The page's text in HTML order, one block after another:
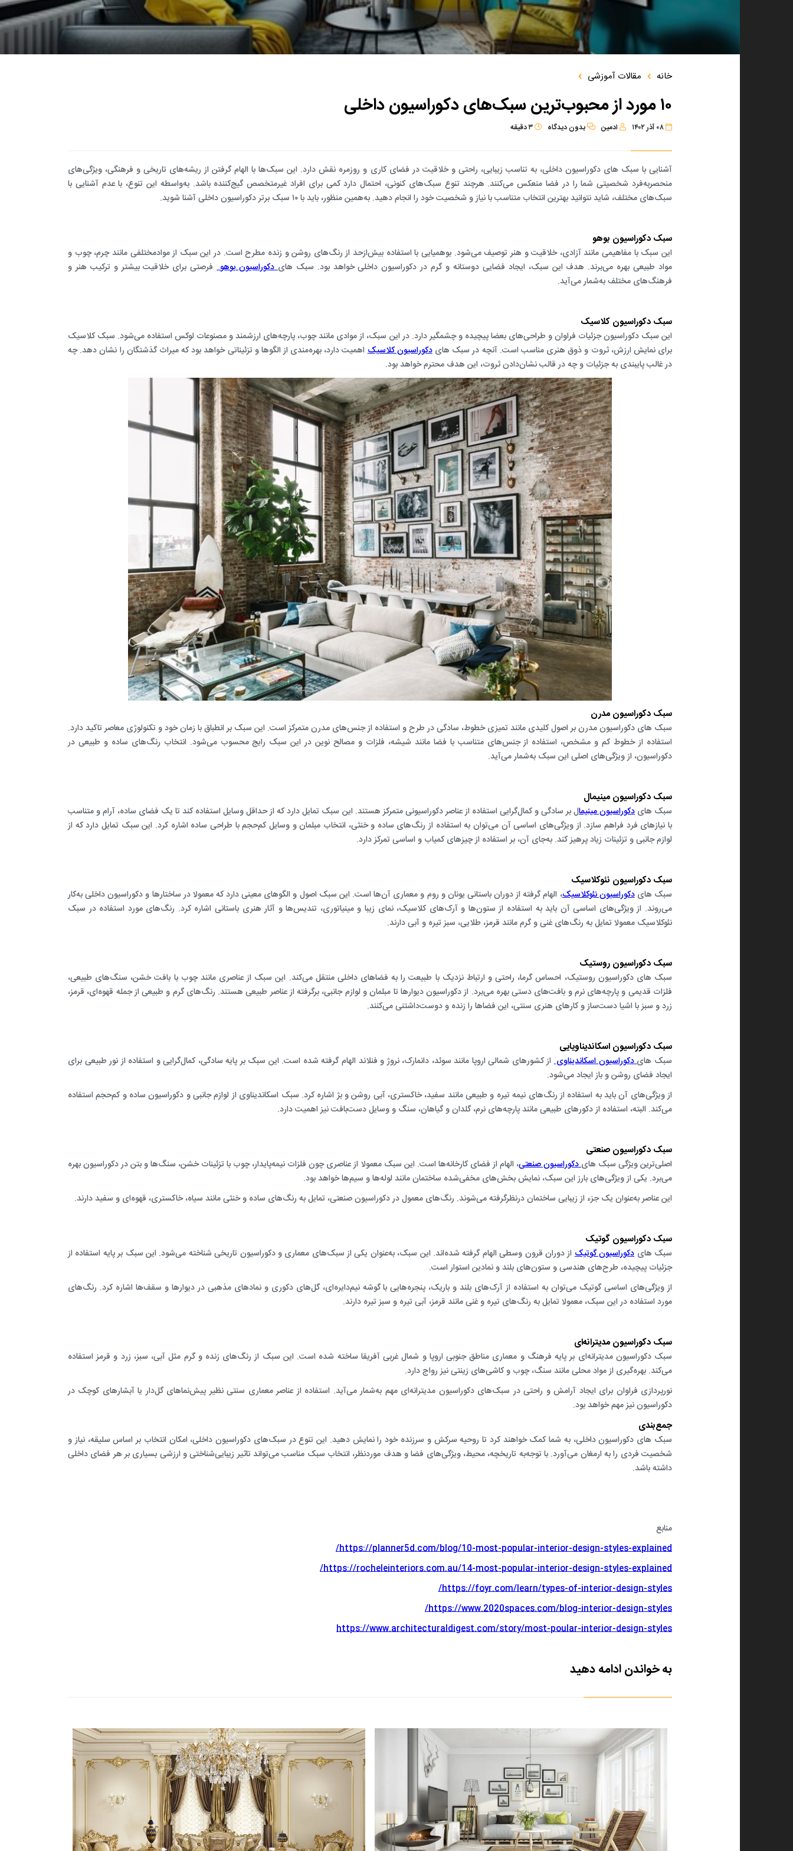
طراحی معماری ویلا
طراحی دکوراسیون دفتر کار
طراحی معماری داخلی سالن زیبایی
طراحی معماری محوطه‌سازی
طراﺣﯽ روف ﮔﺎردن
طراﺣﯽ ﻣﻌﻣﺎری داﺧﻠﯽ مطب
طراحی معماری داخلی آشپزخانه
طراحی معماری داخلی خانه
طراحی معماری داخلی
ساخت و اجرای معماری محوطه سازی
ساخت و اجرای معماری داخلی شوروم
ساخت و اجرای معماری داخلی مغازه
ساخت و اجرای معماری داخلی مطب
ساخت و اجرای معماری داخلی رستوران
ساخت و اجرای معماری داخلی آشپزخانه
ساخت و اجرای معماری داخلی لابی
طراحی و اجرای دکوراسیون
خانه مقالات آموزشی
۱۰ مورد از محبوب‌ترین سبک‌های دکوراسیون داخلی
۰۸ آذر ۱۴۰۲ ادمین بدوندیدگاه ۳دقیقه
آشنایی با سبک های دکوراسیون داخلی، به تناسب زیبایی، راحتی و خلاقیت در فضای کاری و روزمره نقش دارد. این سبک‌ها با الهام گرفتن از ریشه‌های تاریخی و فرهنگی، ویژگی‌های
منحصربه‌فرد شخصیتی شما را در فضا منعکس می‌کنند. هرچند تنوع سبک‌های کنونی، احتمال دارد کمی برای افراد غیرمتخصص گیج‌کننده باشد. به‌واسطه این تنوع، با عدم آشنایی با
سبک‌های مختلف، شاید نتوانید بهترین انتخاب متناسب با نیاز و شخصیت خود را انجام دهید. به‌همین‌ منظور، باید با ۱۰ سبک برتر دکوراسیون داخلی آشنا شوید.
سبک دکوراسیون بوهو
این سبک با مفاهیمی مانند آزادی، خلاقیت و هنر توصیف می‌شود. بوهمیایی با استفاده بیش‌ازحد از رنگ‌های روشن و زنده مطرح است. در این سبک از موادمختلفی مانند چرم، چوب و
مواد طبیعی بهره می‌برند. هدف این سبک، ایجاد فضایی دوستانه و گرم در دکوراسیون داخلی خواهد بود. سبک هایدکوراسیون بوهوفرصتی برای خلاقیت بیشتر و ترکیب هنر و
فرهنگ‌های مختلف به‌شمار می‌آید.
سبک دکوراسیون کلاسیک
این سبک دکوراسیون جزئیات فراوان و طراحی‌های بعضا پیچیده و چشمگیر دارد. در این سبک، از موادی مانند چوب‌، پارچه‌های ارزشمند و مصنوعات لوکس استفاده می‌شود. سبک کلاسیک
برای نمایش ارزش، ثروت و ذوق هنری مناسب است. آنچه در سبک هایدکوراسیون کلاسیکاهمیت دارد، بهره‌مندی از الگوها و تزئیناتی خواهد بود که میراث گذشتگان را نشان دهد. چه
در غالب پایبندی به جزئیات و چه در قالب نشان‌دادن ثروت، این هدف محترم خواهد بود.
سبک دکوراسیون مدرن
سبک های دکوراسیون مدرن بر اصول کلیدی مانند تمیزی خطوط، سادگی در طرح و استفاده از جنس‌های مدرن متمرکز است. این سبک بر انطباق با زمان خود و تکنولوژی معاصر تاکید دارد.
استفاده از خطوط کم و مشخص، استفاده از جنس‌های متناسب با فضا مانند شیشه، فلزات و مصالح نوین در این سبک رایج محسوب می‌شود. انتخاب رنگ‌های ساده و طبیعی در
دکوراسیون، از ویژگی‌های اصلی این سبک به‌شمار می‌آید.
سبک دکوراسیون مینیمال
سبک ‌هایدکوراسیون مینیمال بر سادگی و کمال‌گرایی استفاده از عناصر دکوراسیونی متمرکز هستند. این سبک تمایل دارد که از حداقل وسایل استفاده کند تا یک فضای ساده، آرام و متناسب
با نیازهای فرد فراهم سازد. از ویژگی‌های اساسی آن می‌توان به استفاده از رنگ‌های ساده و خنثی، انتخاب مبلمان و وسایل کم‌حجم با طراحی ساده اشاره کرد. این سبک تمایل دارد که از
لوازم جانبی و تزئینات زیاد پرهیز کند. به‌جای آن، بر استفاده از چیزهای کمیاب و اساسی تمرکز دارد.
سبک دکوراسیون نئوکلاسیک
سبک هایدکوراسیون نئوکلاسیک، الهام گرفته از دوران باستانی یونان و روم و معماری آن‌ها است. این سبک اصول و الگوهای معینی دارد که معمولا در ساختارها و دکوراسیون داخلی به‌کار
می‌روند. از ویژگی‌های اساسی آن باید به استفاده از ستون‌ها و آرک‌های کلاسیک، نمای زیبا و مینیاتوری، تندیس‌ها و آثار هنری باستانی اشاره کرد. رنگ‌های مورد استفاده در سبک
نئوکلاسیک معمولا تمایل به رنگ‌های غنی و گرم مانند قرمز، طلایی، سبز تیره و آبی دارند.
سبک دکوراسیون روستیک
سبک های دکوراسیون روستیک، احساس گرما، راحتی و ارتباط نزدیک با طبیعت را به فضاهای داخلی منتقل می‌کند. این سبک از عناصری مانند چوب با بافت خشن، سنگ‌های طبیعی،
فلزات قدیمی و پارچه‌های نرم و بافت‌های دستی بهره می‌برد. از دکوراسیون دیوارها تا مبلمان و لوازم جانبی، برگرفته از عناصر طبیعی هستند. رنگ‌های گرم و طبیعی از جمله قهوه‌ای، قرمز،
زرد و سبز با اشیا دست‌ساز و کارهای هنری سنتی، این فضاها را زنده و دوست‌داشتنی می‌کنند.
سبک دکوراسیون اسکاندیناویایی
سبک‌ هایدکوراسیون اسکاندیناویاز کشورهای شمالی اروپا مانند سوئد، دانمارک، نروژ و فنلاند الهام گرفته شده است. این سبک بر پایه سادگی، کمال‌گرایی و استفاده از نور طبیعی برای
ایجاد فضای روشن و باز ایجاد می‌شود.
از ویژگی‌های آن باید به استفاده از رنگ‌های نیمه تیره و طبیعی مانند سفید، خاکستری، آبی روشن و بژ اشاره کرد. سبک اسکاندیناوی از لوازم جانبی و دکوراسیون ساده و کم‌حجم استفاده
می‌کند. البته‌، استفاده از دکورهای طبیعی مانند پارچه‌های نرم، گلدان و گیاهان، سنگ و وسایل دست‌بافت نیز اهمیت دارد.
سبک دکوراسیون صنعتی
اصلی‌ترین ویژگی سبک هایدکوراسیون صنعتی، الهام از فضای کارخانه‌ها است. این سبک معمولا از عناصری چون فلزات نیمه‌پایدار، چوب با تزئینات خشن، سنگ‌ها و بتن در دکوراسیون بهره
می‌برد. یکی از ویژگی‌های بارز این سبک، نمایش بخش‌های مخفی‌شده ساختمان مانند لوله‌ها و سیم‌ها خواهد بود.
این عناصر به‌عنوان یک جزء از زیبایی ساختمان درنظرگرفته می‌شوند. رنگ‌های معمول در دکوراسیون صنعتی، تمایل به رنگ‌های ساده و خنثی مانند سیاه، خاکستری، قهوه‌ای و سفید دارند.
سبک دکوراسیون گوتیک
سبک هایدکوراسیون گوتیکاز دوران قرون وسطی الهام گرفته شده‌اند. این سبک، به‌عنوان یکی از سبک‌های معماری و دکوراسیون تاریخی شناخته می‌شود. این سبک بر پایه‌ استفاده از
جزئیات پیچیده، طرح‌های هندسی و ستون‌های بلند و نمادین استوار است.
از ویژگی‌های اساسی گوتیک می‌توان به استفاده از آرک‌های بلند و باریک، پنجره‌هایی با گوشه‌ نیم‌دایره‌ای، گل‌های دکوری و نمادهای مذهبی در دیوارها و سقف‌ها اشاره کرد. رنگ‌های
مورد استفاده در این سبک، معمولا تمایل به رنگ‌های تیره و غنی مانند قرمز، آبی تیره و سبز تیره دارند.
سبک دکوراسیون مدیترانه‌ای
سبک دکوراسیون مدیترانه‌ای بر پایه فرهنگ و معماری مناطق جنوبی اروپا و شمال غربی آفریقا ساخته شده است. این سبک از رنگ‌های زنده و گرم مثل آبی، سبز، زرد و قرمز استفاده
می‌کند. بهره‌گیری از مواد محلی مانند سنگ، چوب و کاشی‌های زینتی نیز رواج دارد.
نورپردازی فراوان برای ایجاد آرامش و راحتی در سبک‌های دکوراسیون مدیترانه‌ای مهم به‌شمار می‌آید. استفاده از عناصر معماری سنتی نظیر پیش‌نماهای گل‌دار یا آبشارهای کوچک در
دکوراسیون نیز مهم خواهد بود.
جمع‌بندی
سبک های دکوراسیون داخلی، به شما کمک خواهند کرد تا روحیه سرکش و سرزنده خود را نمایش دهید. این تنوع در سبک‌های دکوراسیون داخلی، امکان انتخاب بر اساس سلیقه‌، نیاز و
شخصیت فردی را به ارمغان می‌آورد. با توجه‌‌به تاریخچه، محیط، ویژگی‌های فضا و هدف موردنظر، انتخاب سبک مناسب می‌تواند تاثیر زیبایی‌شناختی و ارزشی بسیاری بر هر فضای داخلی
داشته باشد.
منابع
https://planner5d.com/blog/10-most-popular-interior-design-styles-explained/
https://rocheleinteriors.com.au/14-most-popular-interior-design-styles-explained/
https://foyr.com/learn/types-of-interior-design-styles/
https://www.2020spaces.com/blog-interior-design-styles/
https://www.architecturaldigest.com/story/most-poular-interior-design-styles
به خواندن ادامه دهید